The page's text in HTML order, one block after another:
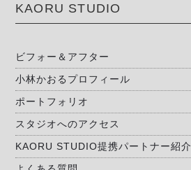
KAORU STUDIO
ビフォー＆アフター
小林かおるプロフィール
ポートフォリオ
スタジオへのアクセス
KAORU STUDIO提携パートナー紹介